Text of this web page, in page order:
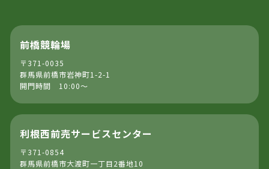
前橋競輪場
〒371-0035
群馬県前橋市岩神町1-2-1
開門時間 10:00～
利根西前売サービスセンター
〒371-0854
群馬県前橋市大渡町一丁目2番地10